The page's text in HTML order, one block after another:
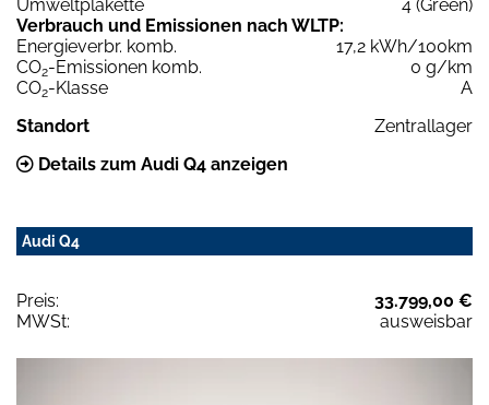
Umweltplakette
4 (Green)
Verbrauch und Emissionen nach WLTP:
Energieverbr. komb.
17,2 kWh/100km
CO2-Emissionen komb.
0 g/km
CO2-Klasse
A
Standort
Zentrallager
Details zum Audi Q4 anzeigen
Audi Q4
Preis:
33.799,00 €
MWSt:
ausweisbar